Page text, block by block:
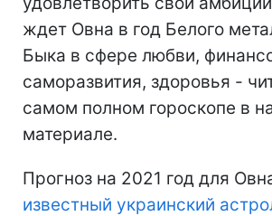
ждет Овна в год Белого
Быка в сфере любви,
саморазвития, здоровья -
самом полном гороскопе в
материале.
Прогноз на 2021 год для
известный украинский